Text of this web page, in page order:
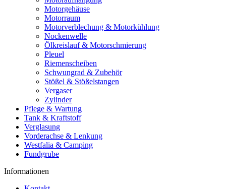
Motorgehäuse
Motorraum
Motorverblechung & Motorkühlung
Nockenwelle
Ölkreislauf & Motorschmierung
Pleuel
Riemenscheiben
Schwungrad & Zubehör
Stößel & Stößelstangen
Vergaser
Zylinder
Pflege & Wartung
Tank & Kraftstoff
Verglasung
Vorderachse & Lenkung
Westfalia & Camping
Fundgrube
Informationen